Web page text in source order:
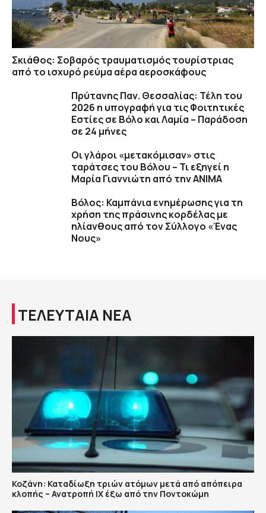
Σκιάθος: Σοβαρός τραυματισμός τουρίστριας
από το ισχυρό ρεύμα αέρα αεροσκάφους
Πρύτανης Παν. Θεσσαλίας: Τέλη του
2026 η υπογραφή για τις Φοιτητικές
Εστίες σε Βόλο και Λαμία – Παράδοση
σε 24 μήνες
Οι γλάροι «μετακόμισαν» στις
ταράτσες του Βόλου – Τι εξηγεί η
Μαρία Γιαννιώτη από την ΑΝΙΜΑ
Βόλος: Καμπάνια ενημέρωσης για τη
χρήση της πράσινης κορδέλας με
ηλίανθους από τον Σύλλογο «Ένας
Νους»
ΤΕΛΕΥΤΑΙΑ ΝΕΑ
Κοζάνη: Καταδίωξη τριών ατόμων μετά από απόπειρα
κλοπής – Ανατροπή ΙΧ έξω από την Ποντοκώμη